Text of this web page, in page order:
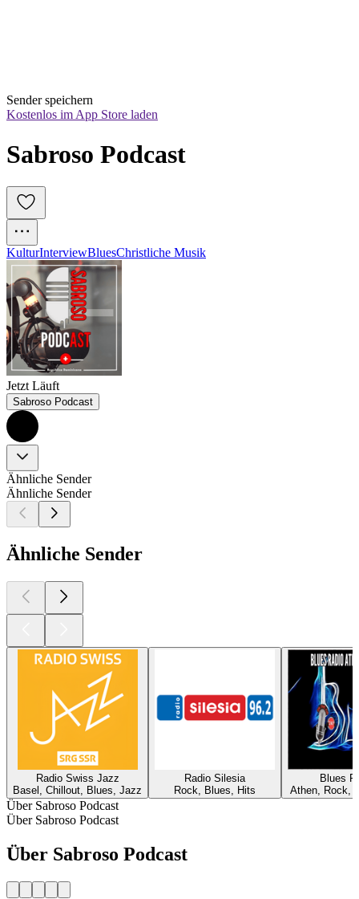
Sender speichern
Kostenlos im App Store laden
Sabroso Podcast
KulturInterviewBluesChristliche Musik
Jetzt Läuft
Sabroso Podcast
Ähnliche Sender
Ähnliche Sender
Ähnliche Sender
Radio Swiss Jazz
Basel, Chillout, Blues, Jazz
Radio Silesia
Rock, Blues, Hits
Blues
Athen, Rock,
Über Sabroso Podcast
Über Sabroso Podcast
Über Sabroso Podcast